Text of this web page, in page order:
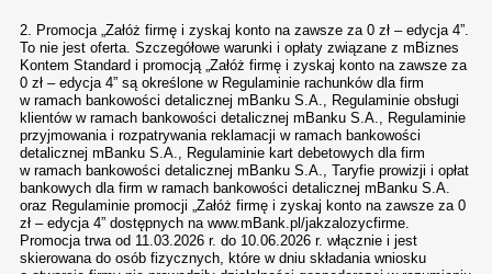
2. Promocja „Załóż firmę i zyskaj konto na zawsze za 0 zł – edycja 4”.
To nie jest oferta. Szczegółowe warunki i opłaty związane z mBiznes
Kontem Standard i promocją „Załóż firmę i zyskaj konto na zawsze za
0 zł – edycja 4” są określone w Regulaminie rachunków dla firm
w ramach bankowości detalicznej mBanku S.A., Regulaminie obsługi
klientów w ramach bankowości detalicznej mBanku S.A., Regulaminie
przyjmowania i rozpatrywania reklamacji w ramach bankowości
detalicznej mBanku S.A., Regulaminie kart debetowych dla firm
w ramach bankowości detalicznej mBanku S.A., Taryfie prowizji i opłat
bankowych dla firm w ramach bankowości detalicznej mBanku S.A.
oraz Regulaminie promocji „Załóż firmę i zyskaj konto na zawsze za 0
zł – edycja 4” dostępnych na www.mBank.pl/jakzalozycfirme.
Promocja trwa od 11.03.2026 r. do 10.06.2026 r. włącznie i jest
skierowana do osób fizycznych, które w dniu składania wniosku